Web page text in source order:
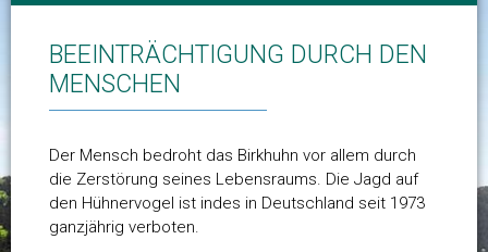
BEEINTRÄCHTIGUNG DURCH DEN
MENSCHEN
Der Mensch bedroht das Birkhuhn vor allem durch
die Zerstörung seines Lebensraums. Die Jagd auf
den Hühnervogel ist indes in Deutschland seit 1973
ganzjährig verboten.